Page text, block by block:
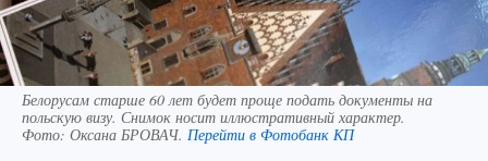
Белорусам старше 60 лет будет проще подать документы на
польскую визу. Снимок носит иллюстративный характер.
Фото: Оксана БРОВАЧ. Перейти в Фотобанк КП